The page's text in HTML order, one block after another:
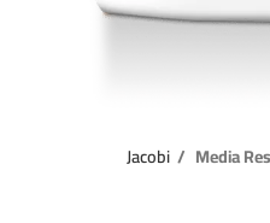
Media
Jacobi